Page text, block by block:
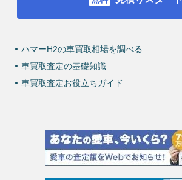
ハマーH2の車買取相場を調べる
車買取査定の基礎知識
車買取査定お役立ちガイド